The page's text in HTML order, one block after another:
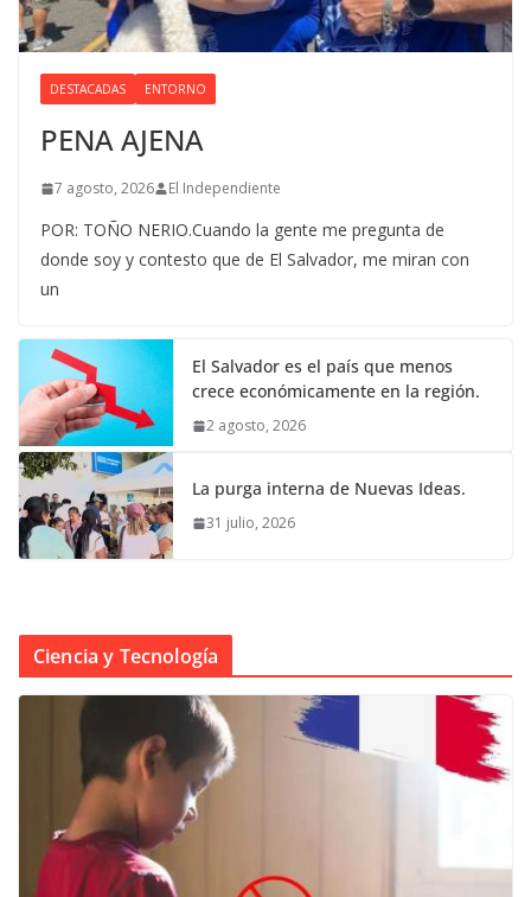
DESTACADAS ENTORNO
PENA AJENA
7 agosto, 2026 El Independiente
POR: TOÑO NERIO.Cuando la gente me pregunta de
donde soy y contesto que de El Salvador, me miran con
un
El Salvador es el país que menos
crece económicamente en la región.
2 agosto, 2026
La purga interna de Nuevas Ideas.
31 julio, 2026
Ciencia y Tecnología